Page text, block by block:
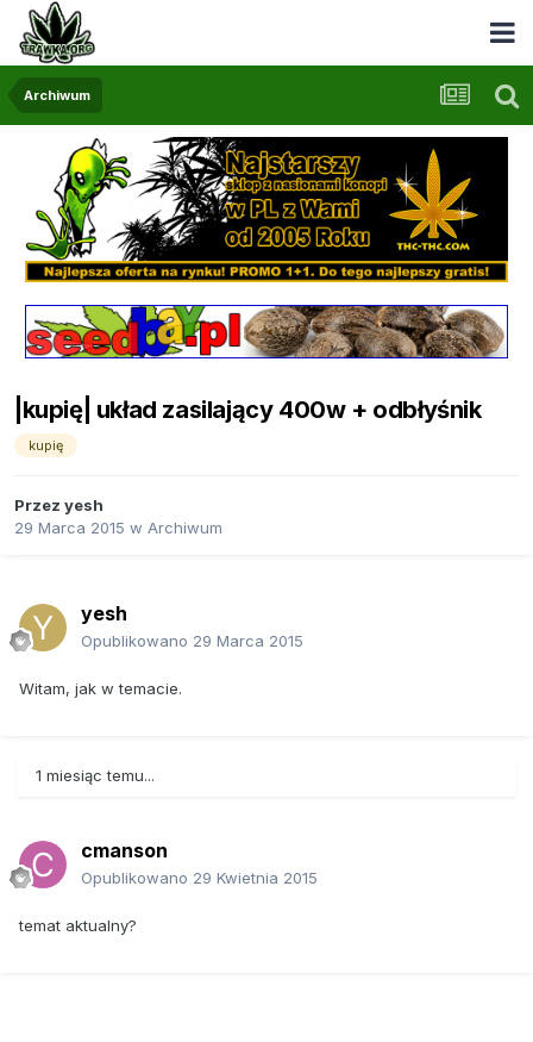
Archiwum
|kupię| układ zasilający 400w + odbłyśnik
kupię
Przez yesh
29 Marca 2015 w Archiwum
yesh
Opublikowano 29 Marca 2015
Witam, jak w temacie.
1 miesiąc temu...
cmanson
Opublikowano 29 Kwietnia 2015
temat aktualny?